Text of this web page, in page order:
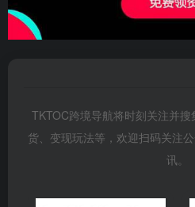
TKTOC跨境导航将时刻关注并
货、变现玩法等，欢迎扫码关注
讯。